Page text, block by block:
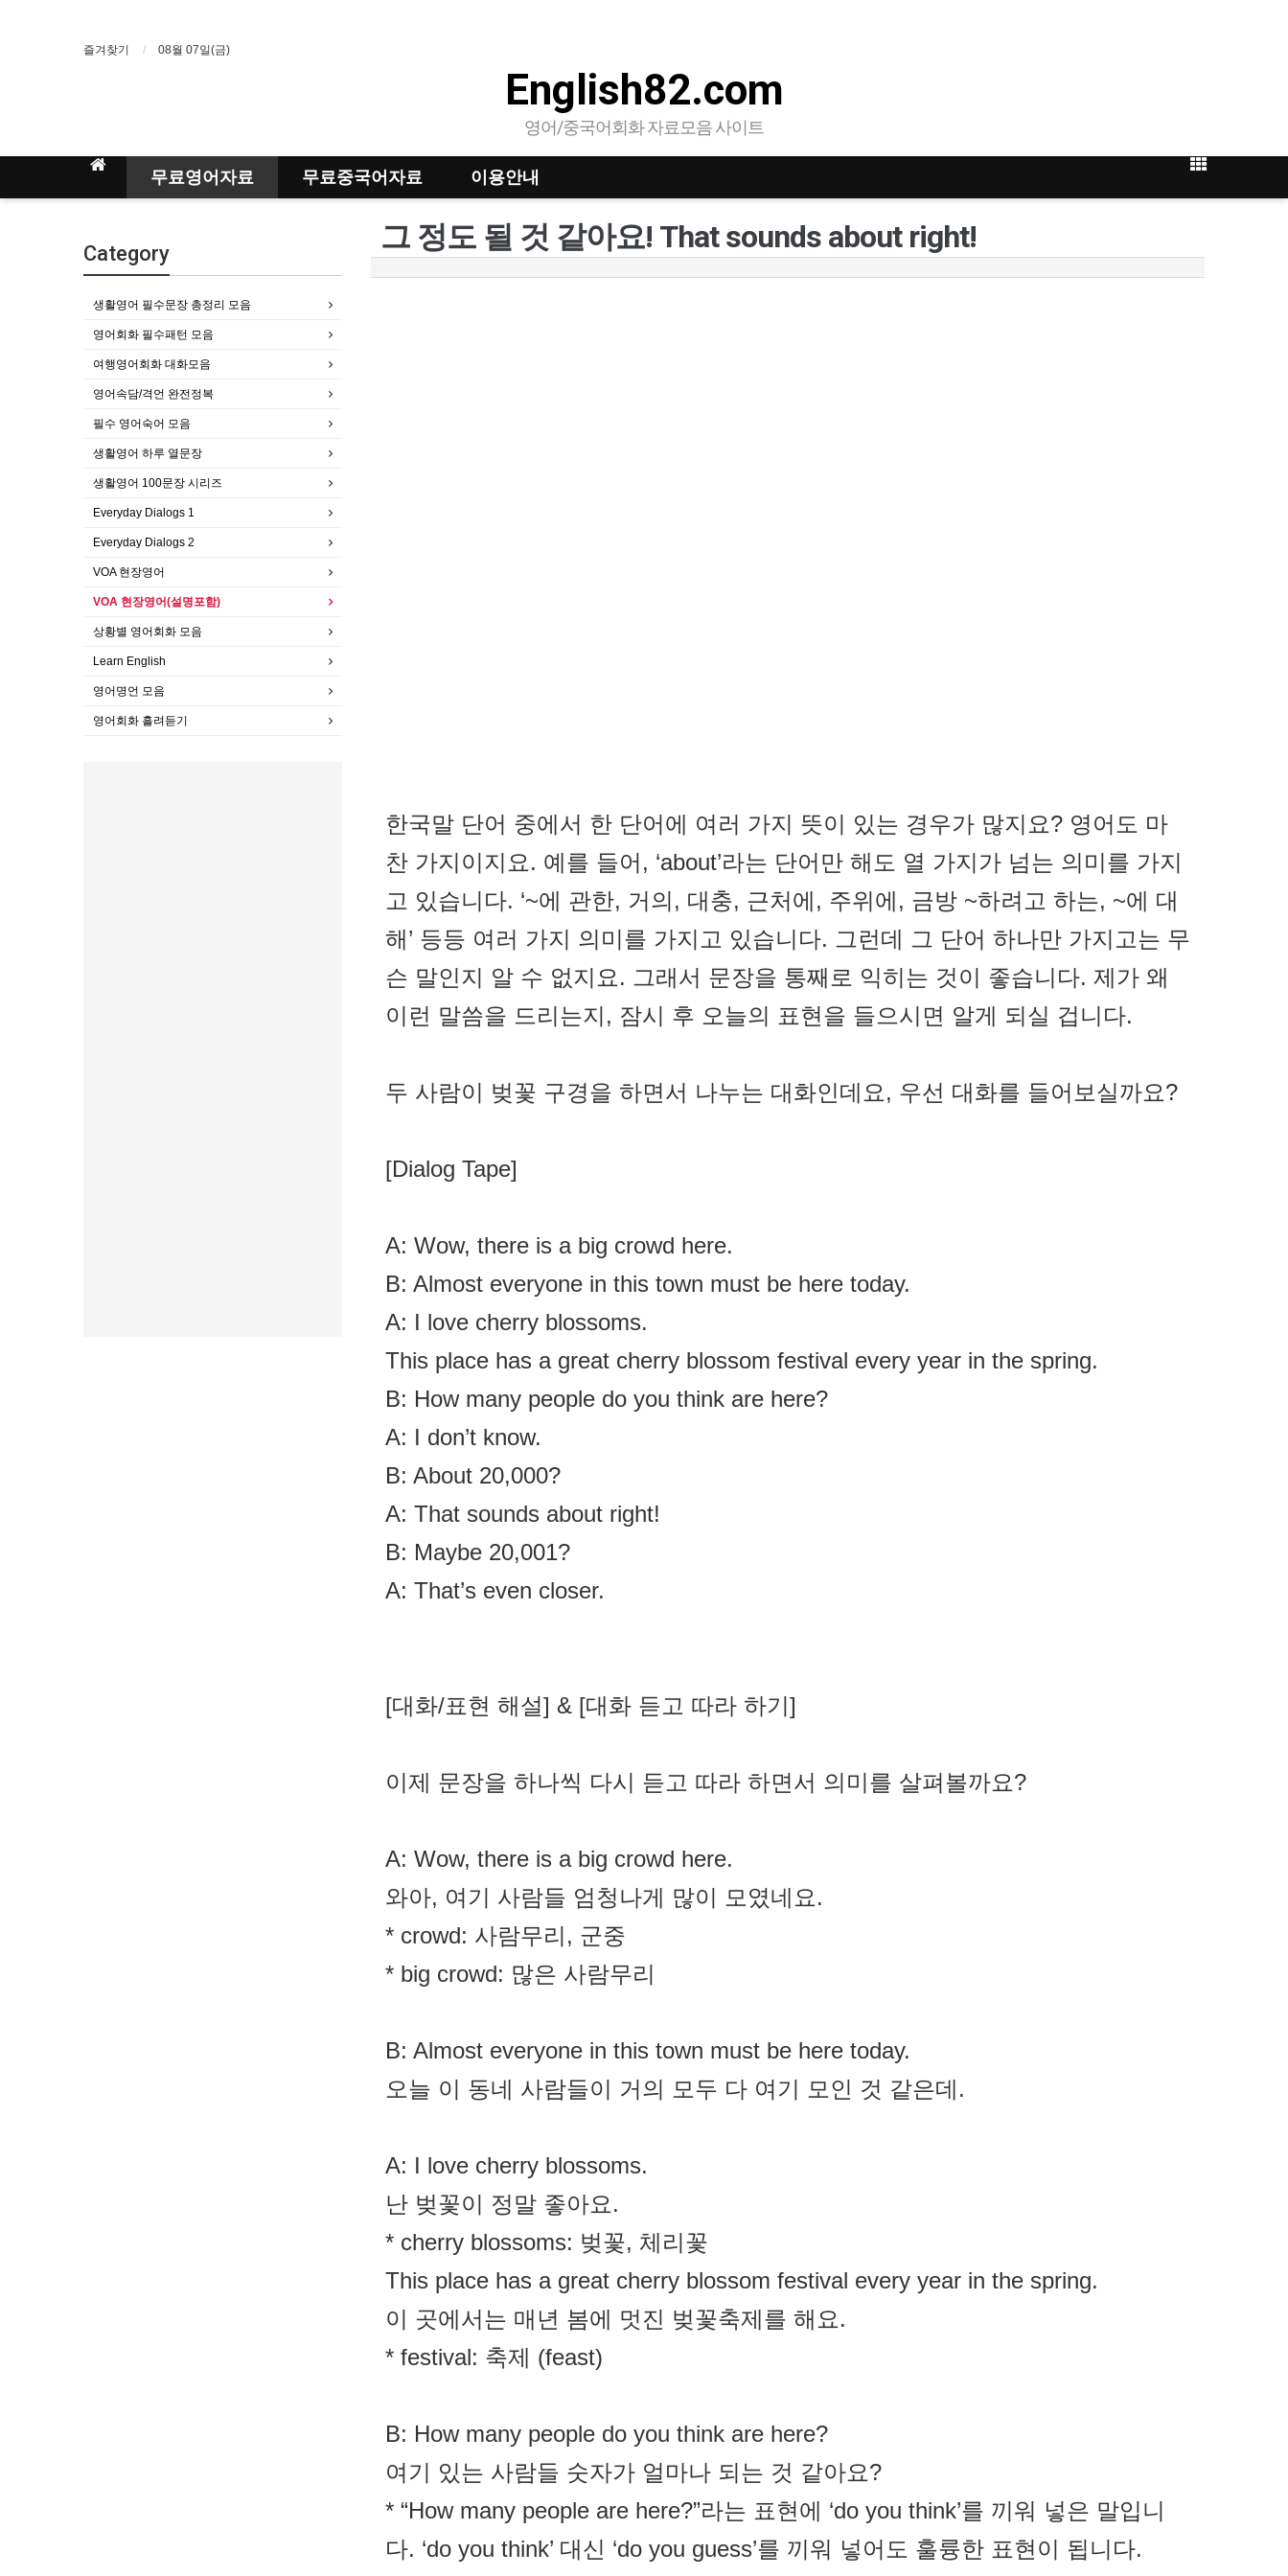
즐겨찾기 08월 07일(금)
English82.com
영어/중국어회화 자료모음 사이트
무료영어자료 무료중국어자료 이용안내
그 정도 될 것 같아요! That sounds about right!
한국말 단어 중에서 한 단어에 여러 가지 뜻이 있는 경우가 많지요? 영어도 마
찬 가지이지요. 예를 들어, ‘about’라는 단어만 해도 열 가지가 넘는 의미를 가지
고 있습니다. ‘~에 관한, 거의, 대충, 근처에, 주위에, 금방 ~하려고 하는, ~에 대
해’ 등등 여러 가지 의미를 가지고 있습니다. 그런데 그 단어 하나만 가지고는 무
슨 말인지 알 수 없지요. 그래서 문장을 통째로 익히는 것이 좋습니다. 제가 왜
이런 말씀을 드리는지, 잠시 후 오늘의 표현을 들으시면 알게 되실 겁니다.
두 사람이 벚꽃 구경을 하면서 나누는 대화인데요, 우선 대화를 들어보실까요?
[Dialog Tape]
A: Wow, there is a big crowd here.
B: Almost everyone in this town must be here today.
A: I love cherry blossoms.
This place has a great cherry blossom festival every year in the spring.
B: How many people do you think are here?
A: I don’t know.
B: About 20,000?
A: That sounds about right!
B: Maybe 20,001?
A: That’s even closer.
[대화/표현 해설] & [대화 듣고 따라 하기]
이제 문장을 하나씩 다시 듣고 따라 하면서 의미를 살펴볼까요?
A: Wow, there is a big crowd here.
와아, 여기 사람들 엄청나게 많이 모였네요.
* crowd: 사람무리, 군중
* big crowd: 많은 사람무리
B: Almost everyone in this town must be here today.
오늘 이 동네 사람들이 거의 모두 다 여기 모인 것 같은데.
A: I love cherry blossoms.
난 벚꽃이 정말 좋아요.
* cherry blossoms: 벚꽃, 체리꽃
This place has a great cherry blossom festival every year in the spring.
이 곳에서는 매년 봄에 멋진 벚꽃축제를 해요.
* festival: 축제 (feast)
B: How many people do you think are here?
여기 있는 사람들 숫자가 얼마나 되는 것 같아요?
* “How many people are here?”라는 표현에 ‘do you think’를 끼워 넣은 말입니
다. ‘do you think’ 대신 ‘do you guess’를 끼워 넣어도 훌륭한 표현이 됩니다.
Category
생활영어 필수문장 총정리 모음
영어회화 필수패턴 모음
여행영어회화 대화모음
영어속담/격언 완전정복
필수 영어숙어 모음
생활영어 하루 열문장
생활영어 100문장 시리즈
Everyday Dialogs 1
Everyday Dialogs 2
VOA 현장영어
VOA 현장영어(설명포함)
상황별 영어회화 모음
Learn English
영어명언 모음
영어회화 흘려듣기